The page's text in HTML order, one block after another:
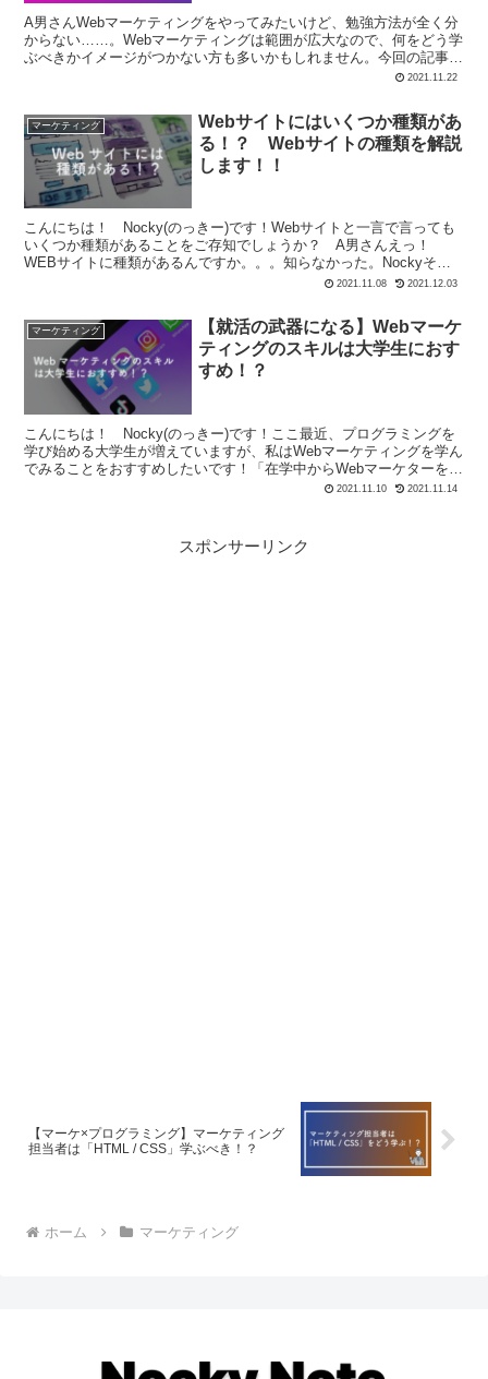
A男さんWebマーケティングをやってみたいけど、勉強方法が全く分
からない……。Webマーケティングは範囲が広大なので、何をどう学
ぶべきかイメージがつかない方も多いかもしれません。今回の記事で
2021.11.22
マーケティング
Webサイトにはいくつか種類があ
る！？ Webサイトの種類を解説
します！！
こんにちは！ Nocky(のっきー)です！Webサイトと一言で言っても
いくつか種類があることをご存知でしょうか？ A男さんえっ！
WEBサイトに種類があるんですか。。。知らなかった。Nockyそう
なんです！ 種類があります！どのようなWeb...2021.11.08 2021.12.03
マーケティング
【就活の武器になる】Webマーケ
ティングのスキルは大学生におす
すめ！？
こんにちは！ Nocky(のっきー)です！ここ最近、プログラミングを
学び始める大学生が増えていますが、私はWebマーケティングを学ん
でみることをおすすめしたいです！「在学中からWebマーケターを目
指すには何をしたらよいのか分からない」「We...2021.11.10 2021.11.14
スポンサーリンク
【マーケ×プログラミング】マーケティング
担当者は「HTML / CSS」学ぶべき！？
ホーム マーケティング